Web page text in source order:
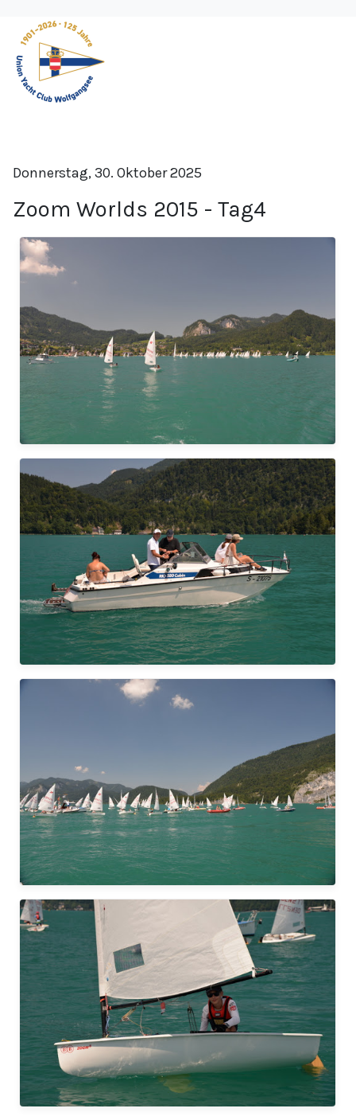
Donnerstag, 30. Oktober 2025
Zoom Worlds 2015 - Tag4